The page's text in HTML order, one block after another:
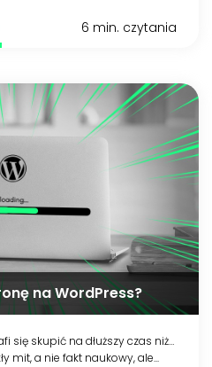
6 min. czytania
na WordPress?
się skupić na dłuższy czas niż…
mit, a nie fakt naukowy, ale...